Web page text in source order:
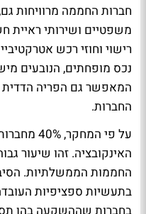
חברות החממה מרוויחות
משפטיים ושירותי ראיית
רישוי וחוזי רכש
נכס מופחתים, הנובעים
המאפשר גם הפריה הדדית
החברות.
על פי
האינקובציה. זהו שיעור
החממות הממשלתיות.
בתעשיות ספציפיות